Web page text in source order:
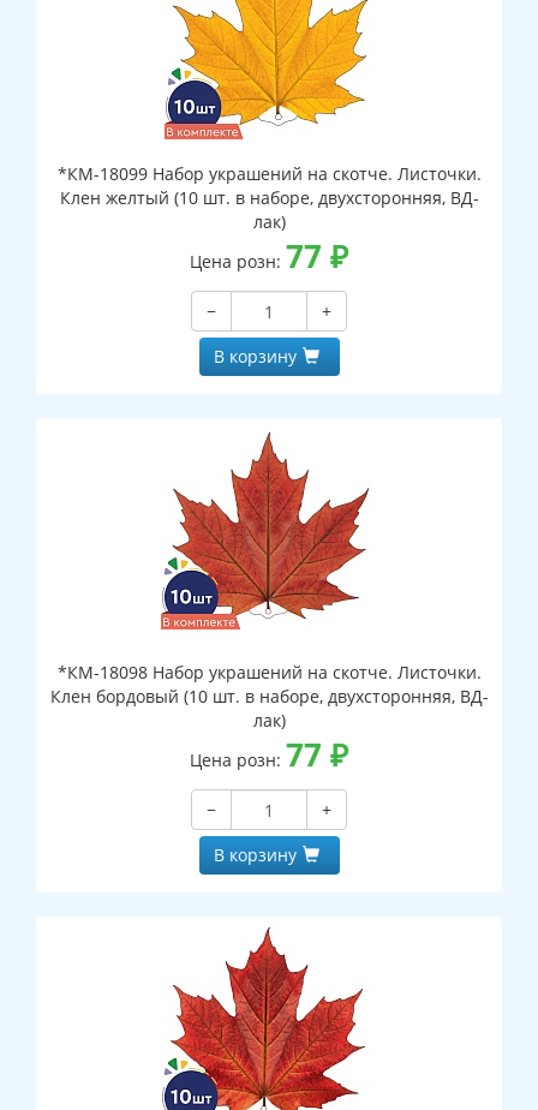
*КМ-18099 Набор украшений на скотче. Листочки.
Клен желтый (10 шт. в наборе, двухсторонняя, ВД-
лак)
Цена розн: 77 ₽
−
+
В корзину
*КМ-18098 Набор украшений на скотче. Листочки.
Клен бордовый (10 шт. в наборе, двухсторонняя, ВД-
лак)
Цена розн: 77 ₽
−
+
В корзину